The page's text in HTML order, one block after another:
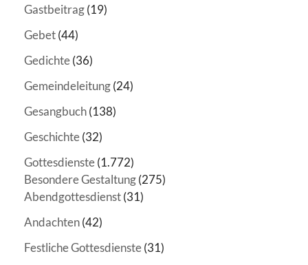
Gastbeitrag(19)
Gebet(44)
Gedichte(36)
Gemeindeleitung(24)
Gesangbuch(138)
Geschichte(32)
Gottesdienste(1.772)
Besondere Gestaltung(275)
Abendgottesdienst(31)
Andachten(42)
Festliche Gottesdienste(31)